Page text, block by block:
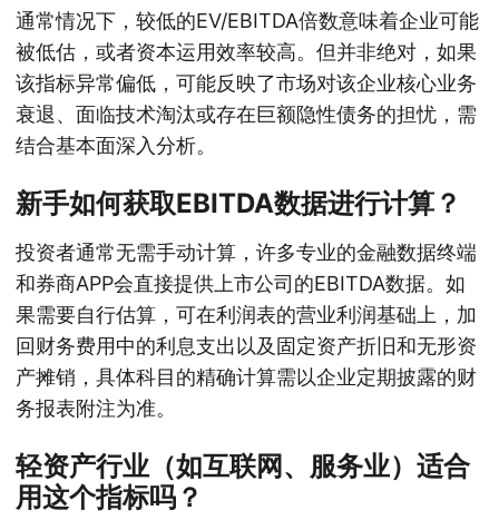
通常情况下，较低的EV/EBITDA倍数意味着企业可能
被低估，或者资本运用效率较高。但并非绝对，如果
该指标异常偏低，可能反映了市场对该企业核心业务
衰退、面临技术淘汰或存在巨额隐性债务的担忧，需
结合基本面深入分析。
新手如何获取EBITDA数据进行计算？
投资者通常无需手动计算，许多专业的金融数据终端
和券商APP会直接提供上市公司的EBITDA数据。如
果需要自行估算，可在利润表的营业利润基础上，加
回财务费用中的利息支出以及固定资产折旧和无形资
产摊销，具体科目的精确计算需以企业定期披露的财
务报表附注为准。
轻资产行业（如互联网、服务业）适合
用这个指标吗？